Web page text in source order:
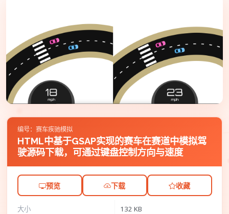
编号：赛车疾驰模拟
HTML中基于GSAP实现的赛车在赛道中模拟驾
驶源码下载，可通过键盘控制方向与速度
预览 下载 收藏
大小
132 KB